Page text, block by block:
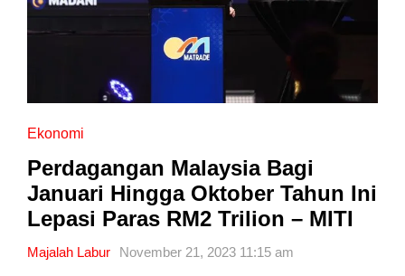
Ekonomi
Perdagangan Malaysia Bagi
Januari Hingga Oktober Tahun Ini
Lepasi Paras RM2 Trilion – MITI
Majalah Labur November 21, 2023 11:15 am